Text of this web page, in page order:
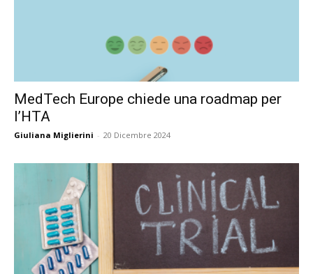
MedTech Europe chiede una roadmap per
l’HTA
Giuliana Miglierini - 20 Dicembre 2024